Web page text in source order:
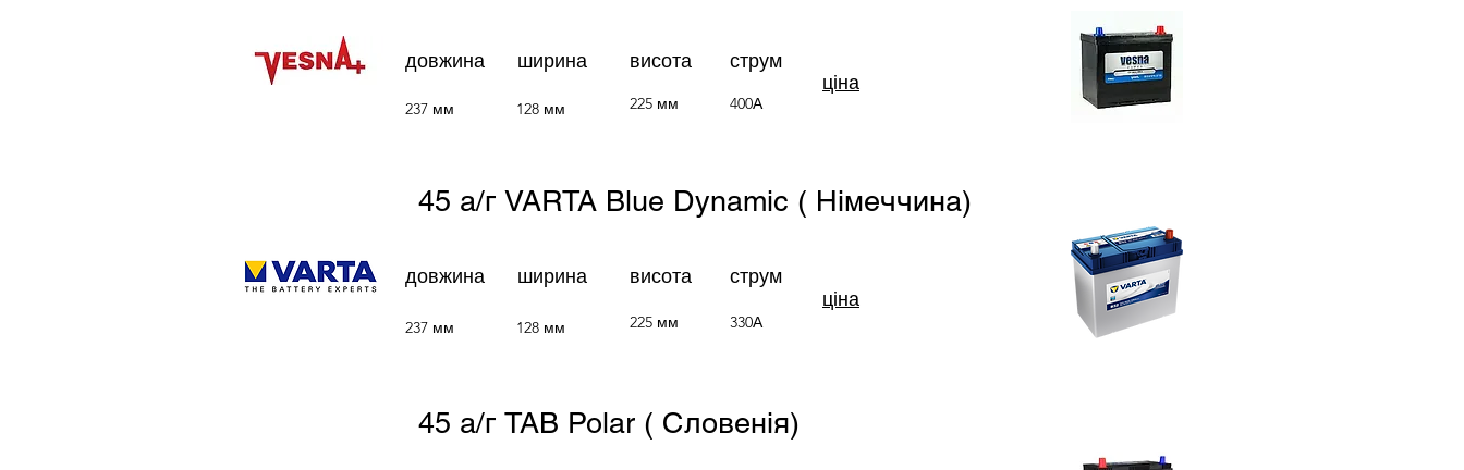
довжина ширина
237 мм 128 мм
висота
струм
ціна
225 мм 400А
45 а/г VARTA Blue Dynamic ( Німеччина)
довжина ширина
237 мм 128 мм
висота
струм
ціна
225 мм 330А
45 а/г TAB Polar ( Словенія)